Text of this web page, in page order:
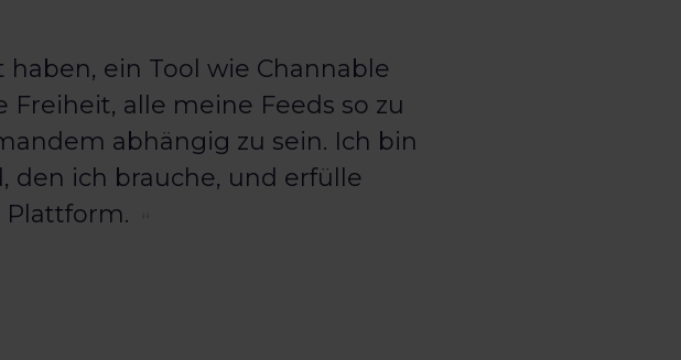
ein Tool wie Channable
alle meine Feeds so zu
abhängig zu sein. Ich bin
den ich brauche, und erfülle